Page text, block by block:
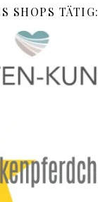
SHOPS TÄTIG: